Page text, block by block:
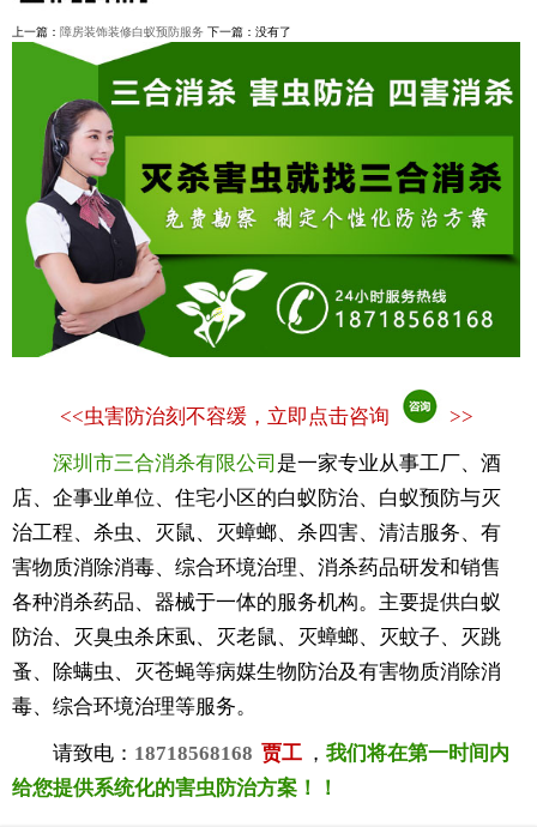
上一篇： 障房装饰装修白蚁预防服务 下一篇：没有了
<<虫害防治刻不容缓，立即点击咨询 >>
深圳市三合消杀有限公司 是一家专业从事工厂、酒
店、企事业单位、住宅小区的白蚁防治、白蚁预防与灭
治工程、杀虫、灭鼠、灭蟑螂、杀四害、清洁服务、有
害物质消除消毒、综合环境治理、消杀药品研发和销售
各种消杀药品、器械于一体的服务机构。主要提供白蚁
防治、灭臭虫杀床虱、灭老鼠、灭蟑螂、灭蚊子、灭跳
蚤、除螨虫、灭苍蝇等病媒生物防治及有害物质消除消
毒、综合环境治理等服务。
请致电： 18718568168 贾工 ， 我们将在第一时间内
给您提供系统化的害虫防治方案！！